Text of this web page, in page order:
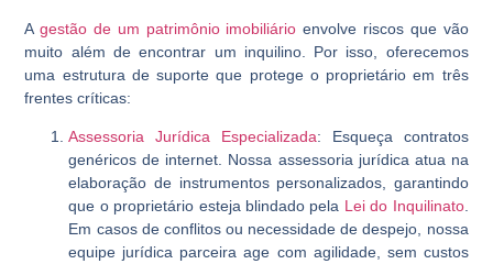
Agestão de um patrimônio imobiliário envolve riscos que vão
muito além de encontrar um inquilino. Por isso, oferecemos
uma estrutura de suporte que protege o proprietário em três
frentes críticas:
Assessoria Jurídica Especializada: Esqueça contratos
genéricos de internet. Nossa assessoria jurídica atua na
elaboração de instrumentos personalizados, garantindo
que o proprietário esteja blindado pela Lei do Inquilinato.
Em casos de conflitos ou necessidade de despejo, nossa
equipe jurídica parceira age com agilidade, sem custos